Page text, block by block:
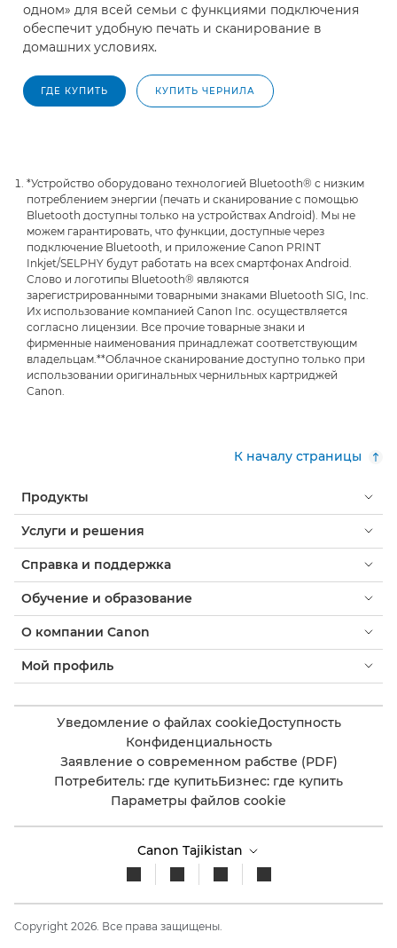
одном» для всей семьи с функциями подключения
обеспечит удобную печать и сканирование в
домашних условиях.
ГДЕ КУПИТЬ КУПИТЬ ЧЕРНИЛА
*Устройство оборудовано технологией Bluetooth® с низким
потреблением энергии (печать и сканирование с помощью
Bluetooth доступны только на устройствах Android). Мы не
можем гарантировать, что функции, доступные через
подключение Bluetooth, и приложение Canon PRINT
Inkjet/SELPHY будут работать на всех смартфонах Android.
Слово и логотипы Bluetooth® являются
зарегистрированными товарными знаками Bluetooth SIG, Inc.
Их использование компанией Canon Inc. осуществляется
согласно лицензии. Все прочие товарные знаки и
фирменные наименования принадлежат соответствующим
владельцам. **Облачное сканирование доступно только при
использовании оригинальных чернильных картриджей
Canon.
К началу страницы
Продукты
Услуги и решения
Справка и поддержка
Обучение и образование
О компании Canon
Мой профиль
Уведомление о файлах cookieДоступность
Конфиденциальность
Заявление о современном рабстве (PDF)
Потребитель: где купитьБизнес: где купить
Параметры файлов cookie
Canon Tajikistan
Copyright 2026. Все права защищены.